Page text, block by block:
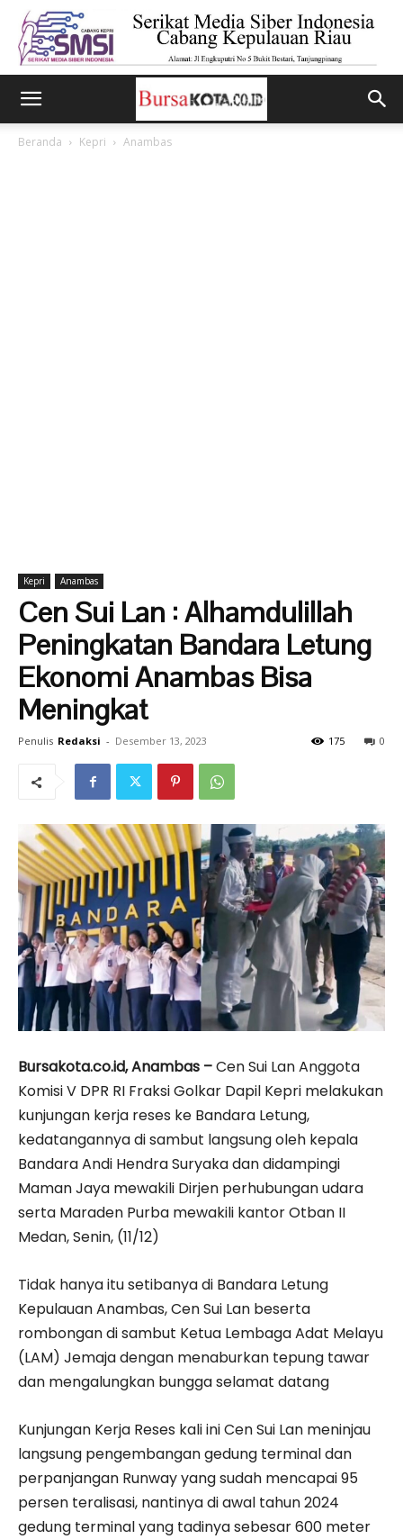
Beranda Kepri Anambas
Kepri Anambas
Cen Sui Lan : Alhamdulillah
Peningkatan Bandara Letung
Ekonomi Anambas Bisa
Meningkat
Penulis Redaksi - Desember 13, 2023 0
175
Bursakota.co.id, Anambas –Cen Sui Lan Anggota
Komisi V DPR RI Fraksi Golkar Dapil Kepri melakukan
kunjungan kerja reses ke Bandara Letung,
kedatangannya di sambut langsung oleh kepala
Bandara Andi Hendra Suryaka dan didampingi
Maman Jaya mewakili Dirjen perhubungan udara
serta Maraden Purba mewakili kantor Otban II
Medan, Senin, (11/12)
Tidak hanya itu setibanya di Bandara Letung
Kepulauan Anambas, Cen Sui Lan beserta
rombongan di sambut Ketua Lembaga Adat Melayu
(LAM) Jemaja dengan menaburkan tepung tawar
dan mengalungkan bungga selamat datang
Kunjungan Kerja Reses kali ini Cen Sui Lan meninjau
langsung pengembangan gedung terminal dan
perpanjangan Runway yang sudah mencapai 95
persen teralisasi, nantinya di awal tahun 2024
gedung terminal yang tadinya sebesar 600 meter